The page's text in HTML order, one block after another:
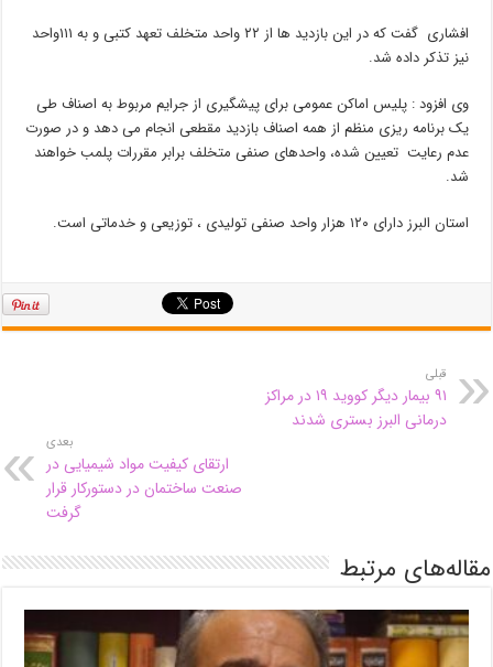
افشاری گفت که در این بازدید ها از ۲۲ واحد متخلف تعهد کتبی و به ۱۱۱واحد
نیز تذکر داده شد.
وی افزود : پلیس اماکن عمومی برای پیشگیری از جرایم مربوط به اصناف طی
یک برنامه ریزی منظم از همه اصناف بازدید مقطعی انجام می دهد و در صورت
عدم رعایت تعیین شده، واحدهای صنفی متخلف برابر مقررات پلمب خواهند
شد.
استان البرز دارای ۱۲۰ هزار واحد صنفی تولیدی ، توزیعی و خدماتی است.
قبلی
۹۱ بیمار دیگر کووید ۱۹ در مراکز
درمانی البرز بستری شدند
بعدی
ارتقای کیفیت مواد شیمیایی در
صنعت ساختمان در دستورکار قرار
گرفت
مقاله‌های مرتبط